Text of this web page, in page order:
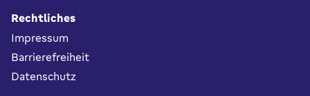
Rechtliches
Impressum
Barrierefreiheit
Datenschutz